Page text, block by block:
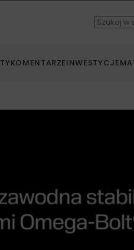
KOMENTARZEINWESTYCJE